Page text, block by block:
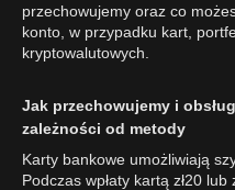
przechowujemy oraz co
konto, w przypadku kart,
kryptowalutowych.
Jak przechowujemy i
zależności od metody
Karty bankowe umożliwiają
Podczas wpłaty kartą zł20